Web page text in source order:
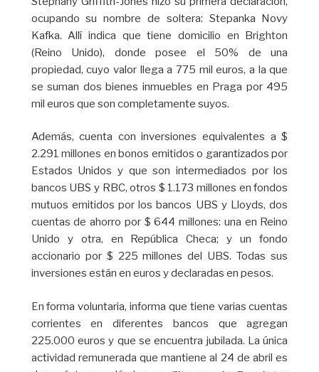
ocupando su nombre de soltera: Stepanka Novy
Kafka. Allí indica que tiene domicilio en Brighton
(Reino Unido), donde posee el 50% de una
propiedad, cuyo valor llega a 775 mil euros, a la que
se suman dos bienes inmuebles en Praga por 495
mil euros que son completamente suyos.
Además, cuenta con inversiones equivalentes a $
2.291 millones en bonos emitidos o garantizados por
Estados Unidos y que son intermediados por los
bancos UBS y RBC, otros $ 1.173 millones en fondos
mutuos emitidos por los bancos UBS y Lloyds, dos
cuentas de ahorro por $ 644 millones: una en Reino
Unido y otra, en República Checa; y un fondo
accionario por $ 225 millones del UBS. Todas sus
inversiones están en euros y declaradas en pesos.
En forma voluntaria, informa que tiene varias cuentas
corrientes en diferentes bancos que agregan
225.000 euros y que se encuentra jubilada. La única
actividad remunerada que mantiene al 24 de abril es